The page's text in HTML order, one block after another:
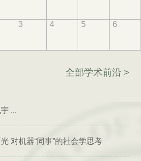
3 4 5 6
全部学术前沿 >
...
对机器“同事”的社会学思考